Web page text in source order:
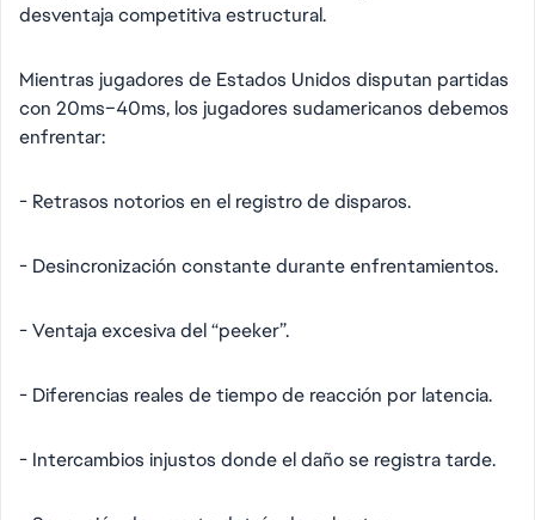
desventaja competitiva estructural.
Mientras jugadores de Estados Unidos disputan partidas
con 20ms–40ms, los jugadores sudamericanos debemos
enfrentar:
- Retrasos notorios en el registro de disparos.
- Desincronización constante durante enfrentamientos.
- Ventaja excesiva del “peeker”.
- Diferencias reales de tiempo de reacción por latencia.
- Intercambios injustos donde el daño se registra tarde.